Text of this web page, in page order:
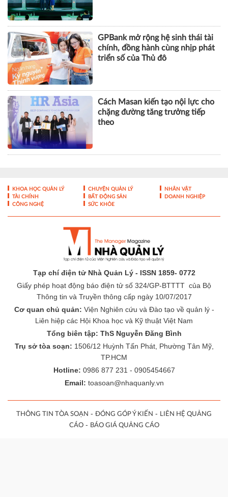
GPBank mở rộng hệ sinh thái tài
chính, đồng hành cùng nhịp phát
triển số của Thủ đô
Cách Masan kiến tạo nội lực cho
chặng đường tăng trưởng tiếp
theo
KHOA HỌC QUẢN LÝ CHUYỆN QUẢN LÝ
NHÂN VẬT
TÀI CHÍNH
BẤT ĐỘNG SẢN
DOANH NGHIỆP
CÔNG NGHỆ
SỨC KHỎE
Tạp chí điện tử Nhà Quản Lý - ISSN 1859- 0772
Giấy phép hoạt động báo điện tử số 324/GP-BTTTT của Bộ
Thông tin và Truyền thông cấp ngày 10/07/2017
Cơ quan chủ quản: Viện Nghiên cứu và Đào tạo về quản lý -
Liên hiệp các Hội Khoa học và Kỹ thuật Việt Nam
Tổng biên tập: ThS Nguyễn Đăng Bình
Trụ sở tòa soạn: 1506/12 Huỳnh Tấn Phát, Phường Tân Mỹ,
TP.HCM
Hotline: 0986 877 231 - 0905454667
Email: toasoan@nhaquanly.vn
THÔNG TIN TÒA SOẠN - ĐÓNG GÓP Ý KIẾN - LIÊN HỆ QUẢNG
CÁO- BÁO GIÁ QUẢNG CÁO